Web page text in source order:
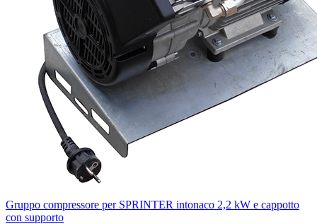
Gruppo compressore per SPRINTER intonaco 2,2 kW e cappotto
con supporto